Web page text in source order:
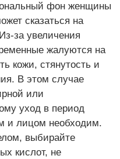
фон женщины
сказаться на
за увеличения
жалуются на
кожи, стянутость и
В этом случае
или
уход в период
и лицом необходим.
выбирайте
кислот, не